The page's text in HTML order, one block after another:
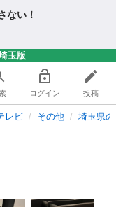
ない！
玉版
ログイン 投稿
レビ その他 埼玉県